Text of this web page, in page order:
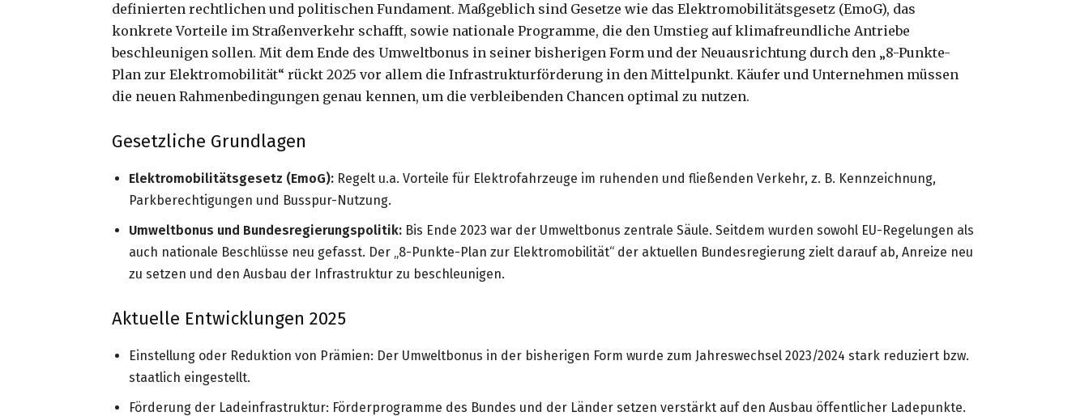
definierten rechtlichen und politischen Fundament. Maßgeblich sind Gesetze wie das Elektromobilitätsgesetz (EmoG), das
konkrete Vorteile im Straßenverkehr schafft, sowie nationale Programme, die den Umstieg auf klimafreundliche Antriebe
beschleunigen sollen. Mit dem Ende des Umweltbonus in seiner bisherigen Form und der Neuausrichtung durch den „8-Punkte-
Plan zur Elektromobilität“ rückt 2025 vor allem die Infrastrukturförderung in den Mittelpunkt. Käufer und Unternehmen müssen
die neuen Rahmenbedingungen genau kennen, um die verbleibenden Chancen optimal zu nutzen.
Gesetzliche Grundlagen
Elektromobilitätsgesetz (EmoG): Regelt u.a. Vorteile für Elektrofahrzeuge im ruhenden und fließenden Verkehr, z. B. Kennzeichnung,
Parkberechtigungen und Busspur-Nutzung.
Umweltbonus und Bundesregierungspolitik: Bis Ende 2023 war der Umweltbonus zentrale Säule. Seitdem wurden sowohl EU-Regelungen als
auch nationale Beschlüsse neu gefasst. Der „8-Punkte-Plan zur Elektromobilität“ der aktuellen Bundesregierung zielt darauf ab, Anreize neu
zu setzen und den Ausbau der Infrastruktur zu beschleunigen.
Aktuelle Entwicklungen 2025
Einstellung oder Reduktion von Prämien: Der Umweltbonus in der bisherigen Form wurde zum Jahreswechsel 2023/2024 stark reduziert bzw.
staatlich eingestellt.
Förderung der Ladeinfrastruktur: Förderprogramme des Bundes und der Länder setzen verstärkt auf den Ausbau öffentlicher Ladepunkte.